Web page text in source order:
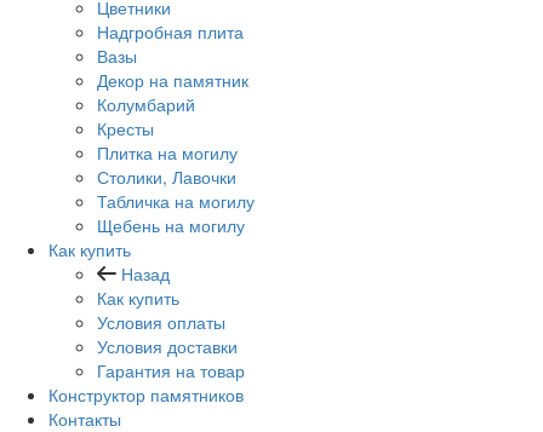
Цветники
Надгробная плита
Вазы
Декор на памятник
Колумбарий
Кресты
Плитка на могилу
Столики, Лавочки
Табличка на могилу
Щебень на могилу
Как купить
Назад
Как купить
Условия оплаты
Условия доставки
Гарантия на товар
Конструктор памятников
Контакты